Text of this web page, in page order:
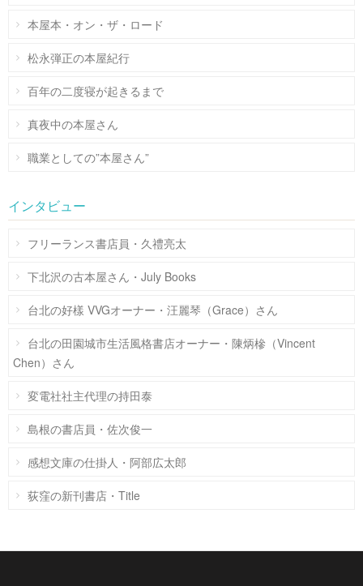
本屋本・オン・ザ・ロード
松永弾正の本屋紀行
百年の二度寝が起きるまで
真夜中の本屋さん
職業としての”本屋さん”
インタビュー
フリーランス書店員・久禮亮太
下北沢の古本屋さん・July Books
台北の好樣 VVGオーナー・汪麗琴（Grace）さん
台北の田園城市生活風格書店オーナー・陳炳槮（Vincent
Chen）さん
変電社社主代理の持田泰
島根の書店員・佐次俊一
感想文庫の仕掛人・阿部広太郎
荻窪の新刊書店・Title